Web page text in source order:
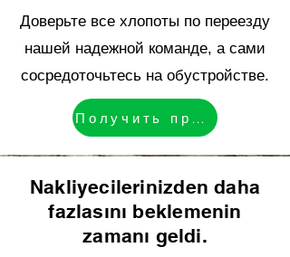
Доверьте все хлопоты по переезду
нашей надежной команде, а сами
сосредоточьтесь на обустройстве.
Получить предложение
Nakliyecilerinizden daha
fazlasını beklemenin
zamanı geldi.